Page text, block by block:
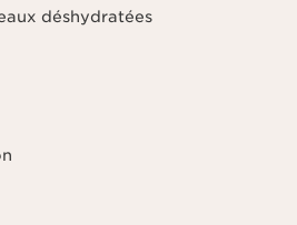
déshydratées